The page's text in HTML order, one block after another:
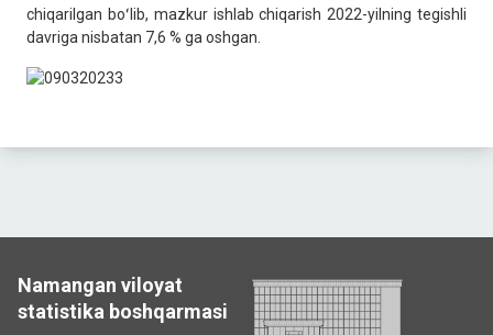
chiqarilgan boʻlib, mazkur ishlab chiqarish 2022-yilning tegishli
davriga nisbatan 7,6 % ga oshgan.
Namangan viloyat
statistika boshqarmasi